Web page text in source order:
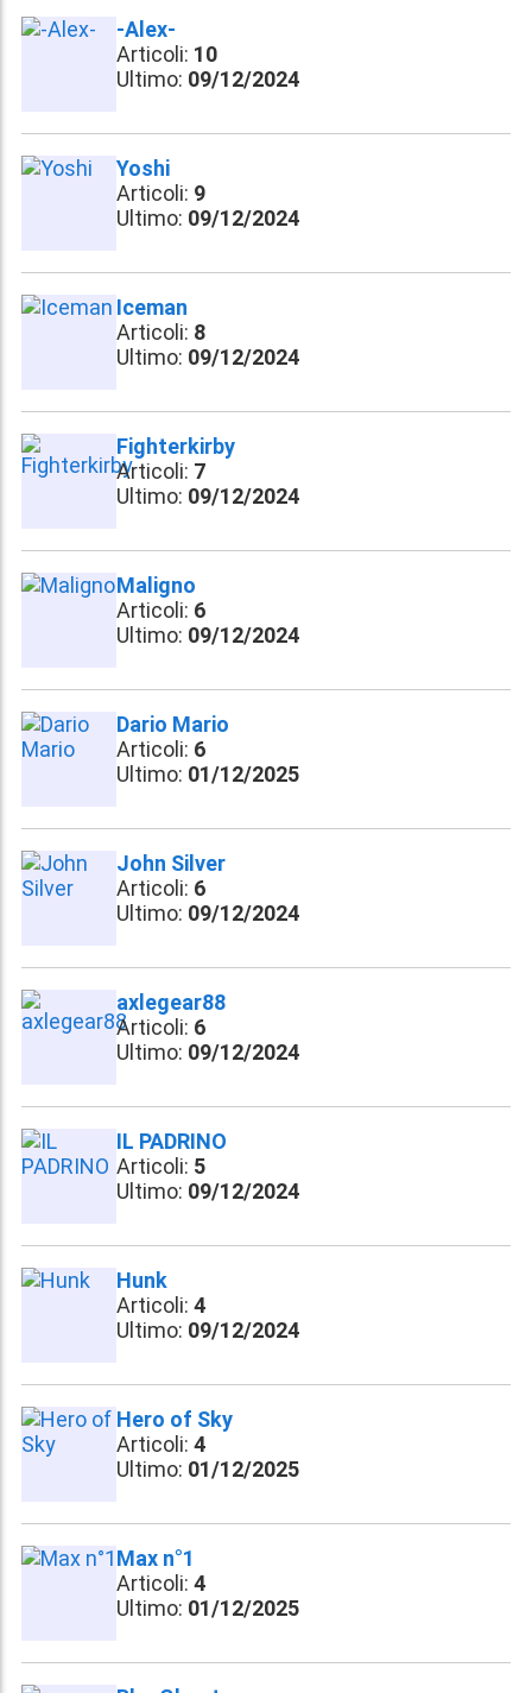
-Alex-
Articoli: 10
Ultimo: 09/12/2024
Yoshi
Articoli: 9
Ultimo: 09/12/2024
Iceman
Articoli: 8
Ultimo: 09/12/2024
Fighterkirby
Articoli: 7
Ultimo: 09/12/2024
Maligno
Articoli: 6
Ultimo: 09/12/2024
Dario Mario
Articoli: 6
Ultimo: 01/12/2025
John Silver
Articoli: 6
Ultimo: 09/12/2024
axlegear88
Articoli: 6
Ultimo: 09/12/2024
IL PADRINO
Articoli: 5
Ultimo: 09/12/2024
Hunk
Articoli: 4
Ultimo: 09/12/2024
Hero of Sky
Articoli: 4
Ultimo: 01/12/2025
Max n°1
Articoli: 4
Ultimo: 01/12/2025